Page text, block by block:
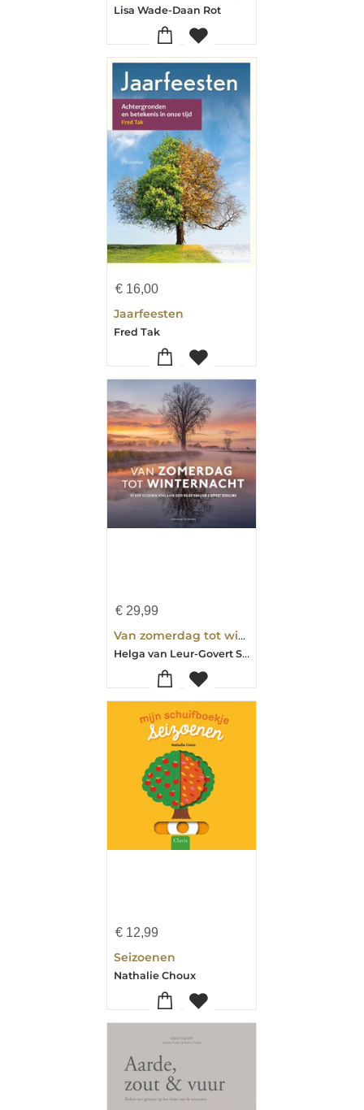
Lisa Wade-Daan Rot
€ 16,00
Jaarfeesten
Fred Tak
€ 29,99
Van zomerdag tot winternacht
Helga van Leur-Govert Schilling
€ 12,99
Seizoenen
Nathalie Choux